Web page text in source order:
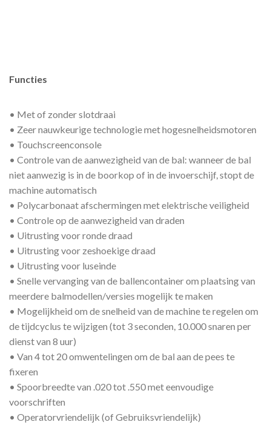
Functies
• Met of zonder slotdraai
• Zeer nauwkeurige technologie met hogesnelheidsmotoren
• Touchscreenconsole
• Controle van de aanwezigheid van de bal: wanneer de bal
niet aanwezig is in de boorkop of in de invoerschijf, stopt de
machine automatisch
• Polycarbonaat afschermingen met elektrische veiligheid
• Controle op de aanwezigheid van draden
• Uitrusting voor ronde draad
• Uitrusting voor zeshoekige draad
• Uitrusting voor luseinde
• Snelle vervanging van de ballencontainer om plaatsing van
meerdere balmodellen/versies mogelijk te maken
• Mogelijkheid om de snelheid van de machine te regelen om
de tijdcyclus te wijzigen (tot 3 seconden, 10.000 snaren per
dienst van 8 uur)
• Van 4 tot 20 omwentelingen om de bal aan de pees te
fixeren
• Spoorbreedte van .020 tot .550 met eenvoudige
voorschriften
• Operatorvriendelijk (of Gebruiksvriendelijk)